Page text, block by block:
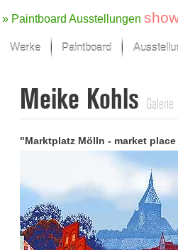
» Paintboard Ausstellungen
Werke
Der letzte Monat im Fokus
Alle Fokus-Werke
Fokus-Werke
Neue Werke – Auswahl
Paintboard
Meike Kohls Galerie
"Marktplatz Mölln - market